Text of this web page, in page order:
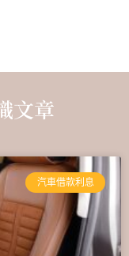
文章
汽車借款利息